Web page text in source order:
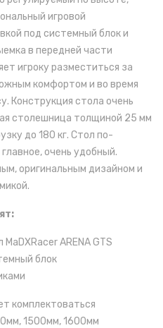
игровой
под системный блок и
в передней части
игроку разместиться за
комфортом и во время
Конструкция стола очень
столешница толщиной 25 мм
до 180 кг. Стол по-
очень удобный.
оригинальным дизайном и
ARENA GTS
блок
комплектоваться
1500мм, 1600мм